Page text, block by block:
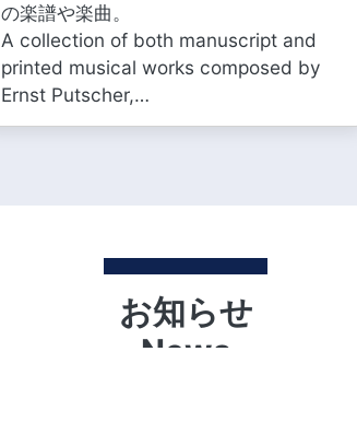
の楽譜や楽曲。
A collection of both manuscript and
printed musical works composed by
Ernst Putscher,…
お知らせ
News